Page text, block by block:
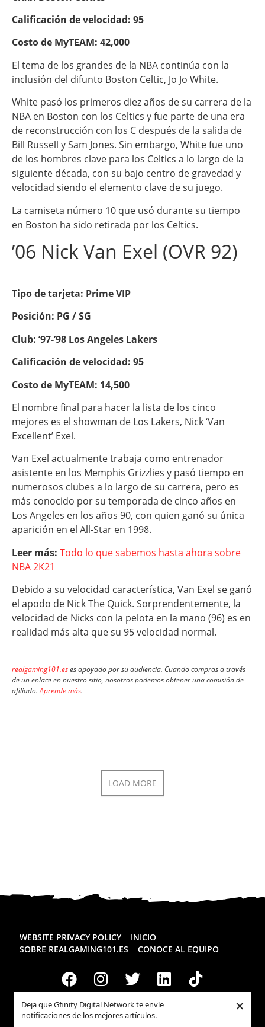
Deja que Gfinity Digital Network te envíe
notificaciones de los mejores artículos.
×
Calificación de velocidad: 95
Costo de MyTEAM: 42,000
El tema de los grandes de la NBA continúa con la
inclusión del difunto Boston Celtic, Jo Jo White.
White pasó los primeros diez años de su carrera de la
NBA en Boston con los Celtics y fue parte de una era
de reconstrucción con los C después de la salida de
Bill Russell y Sam Jones. Sin embargo, White fue uno
de los hombres clave para los Celtics a lo largo de la
siguiente década, con su bajo centro de gravedad y
velocidad siendo el elemento clave de su juego.
La camiseta número 10 que usó durante su tiempo
en Boston ha sido retirada por los Celtics.
’06 Nick Van Exel (OVR 92)
Tipo de tarjeta: Prime VIP
Posición: PG / SG
Club: ’97-’98 Los Angeles Lakers
Calificación de velocidad: 95
Costo de MyTEAM: 14,500
El nombre final para hacer la lista de los cinco
mejores es el showman de Los Lakers, Nick ‘Van
Excellent’ Exel.
Van Exel actualmente trabaja como entrenador
asistente en los Memphis Grizzlies y pasó tiempo en
numerosos clubes a lo largo de su carrera, pero es
más conocido por su temporada de cinco años en
Los Angeles en los años 90, con quien ganó su única
aparición en el All-Star en 1998.
Leer más: Todo lo que sabemos hasta ahora sobre
NBA 2K21
Debido a su velocidad característica, Van Exel se ganó
el apodo de Nick The Quick. Sorprendentemente, la
velocidad de Nicks con la pelota en la mano (96) es en
realidad más alta que su 95 velocidad normal.
realgaming101.eses apoyado por su audiencia. Cuando compras a través
de un enlace en nuestro sitio, nosotros podemos obtener una comisión de
afiliado.Aprende más.
LOAD MORE
WEBSITE PRIVACY POLICY
INICIO
SOBRE REALGAMING101.ES
CONOCE AL EQUIPO
Todos los derechos reservadosRealgaming.es